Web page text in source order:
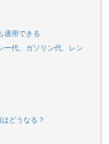
適用できる
ー代、ガソリン代、レン
どうなる？